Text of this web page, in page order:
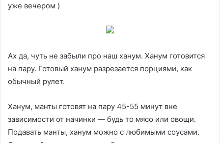
уже вечером )
Ах да, чуть не забыли про наш ханум. Ханум готовится
на пару. Готовый ханум разрезается порциями, как
обычный рулет.
Ханум, манты готовят на пару 45-55 минут вне
зависимости от начинки — будь то мясо или овощи.
Подавать манты, ханум можно с любимыми соусами.